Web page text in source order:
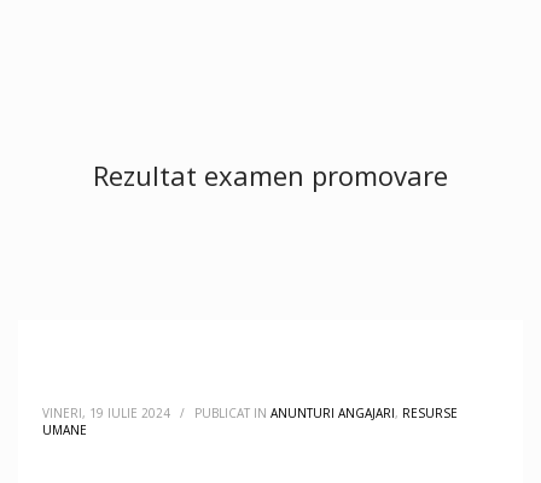
Rezultat examen promovare
VINERI, 19 IULIE 2024 / PUBLICAT IN ANUNTURI ANGAJARI, RESURSE
UMANE